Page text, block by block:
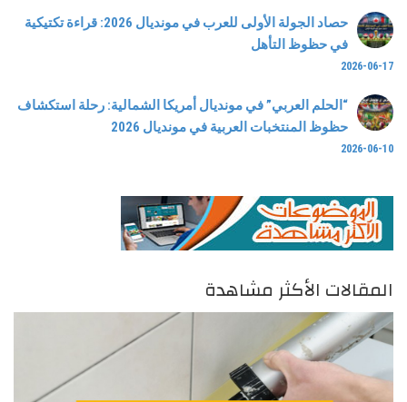
حصاد الجولة الأولى للعرب في مونديال 2026: قراءة تكتيكية
في حظوظ التأهل
2026-06-17
“الحلم العربي” في مونديال أمريكا الشمالية: رحلة استكشاف
حظوظ المنتخبات العربية في مونديال 2026
2026-06-10
المقالات الأكثر مشاهدة